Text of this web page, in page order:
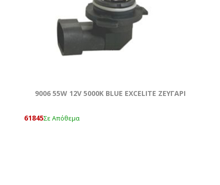
9006 55W 12V 5000Κ BLUE EXCELITE ΖΕΥΓΑΡΙ
61845Σε Απόθεμα